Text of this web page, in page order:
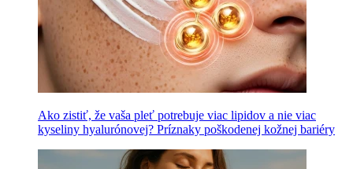
Ako zistiť, že vaša pleť potrebuje viac lipidov a nie viac
kyseliny hyalurónovej? Príznaky poškodenej kožnej bariéry